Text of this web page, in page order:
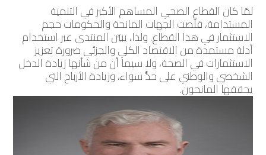
لمّا كان القطاع الصحي المساهم الأكبر في التنمية
المستدامة، قلّصت الجهات المانحة والحكومات حجم
الاستثمار في هذا القطاع. ولذا، يبيّن المنتدى عبر استخدام
أدلة مستمدة من الاقتصاد الكلي والجزئي ضرورة تعزيز
الاستثمارات في الصحة، ولا سيما أن من شأنها زيادة الدخل
الشخصي والوطني على حدٍّ سواء، وزيادة الأرباح التي
يحققها المانحون.